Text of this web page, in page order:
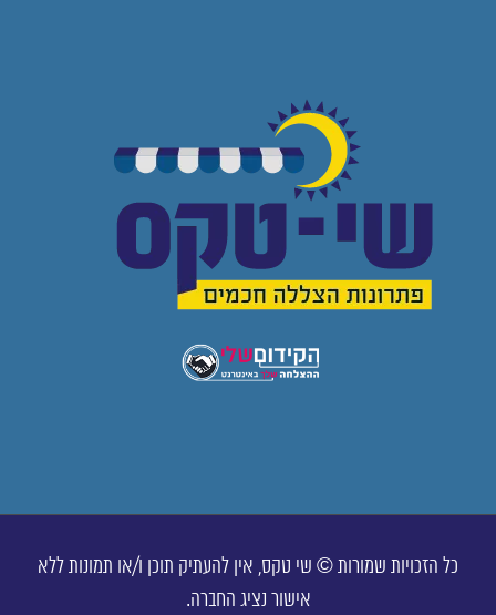
כל הזכויות שמורות © שי טקס, אין להעתיק תוכן ו/או תמונות ללא
אישור נציג החברה.